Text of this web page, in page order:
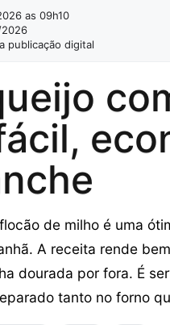
as 09h10
publicação digital
de milho é uma
A receita rende
dourada por fora. É
tanto no forno